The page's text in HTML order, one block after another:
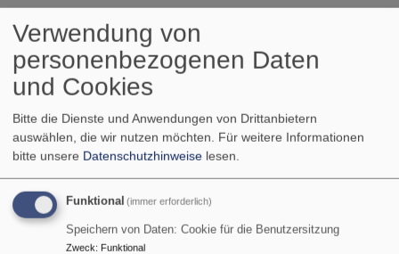
Was Sie noch
interessieren könnte
WebsiteEvang.-Luth. Dekanat Kitzingen
WebsiteJugendwerk im Dekanat Kitzingen
Verwendung von
personenbezogenen Daten
und Cookies
Bitte die Dienste und Anwendungen von Drittanbietern
auswählen, die wir nutzen möchten. Für weitere Informationen
bitte unsere Datenschutzhinweise lesen.
Funktional (immer erforderlich)
Speichern von Daten: Cookie für die Benutzersitzung
Zweck: Funktional